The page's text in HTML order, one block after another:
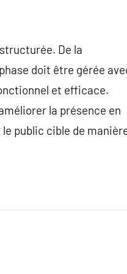
De la
doit être gérée
et efficace.
la présence en
public cible de